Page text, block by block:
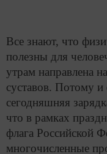
Все знают, что
полезны для
утрам направлена
суставов. Потому
сегодняшняя
что в рамках
флага Российской
многочисленные